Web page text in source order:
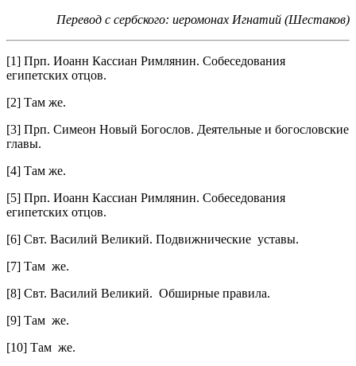
Перевод с сербского: иеромонах Игнатий (Шестаков)
[1] Прп. Иоанн Кассиан Римлянин. Собеседования
египетских отцов.
[2] Там же.
[3] Прп. Симеон Новый Богослов. Деятельные и богословские
главы.
[4] Там же.
[5] Прп. Иоанн Кассиан Римлянин. Собеседования
египетских отцов.
[6] Свт. Василий Великий. Подвижнические уставы.
[7] Там же.
[8] Свт. Василий Великий. Обширные правила.
[9] Там же.
[10] Там же.